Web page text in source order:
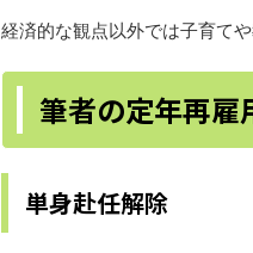
経済的な観点以外では子育て
筆者の定年再雇
単身赴任解除